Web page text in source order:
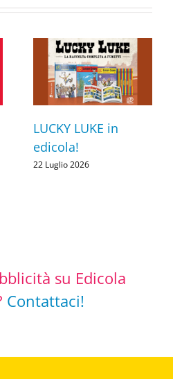
LUCKY LUKE in
edicola!
22 Luglio 2026
su Edicola
Contattaci!